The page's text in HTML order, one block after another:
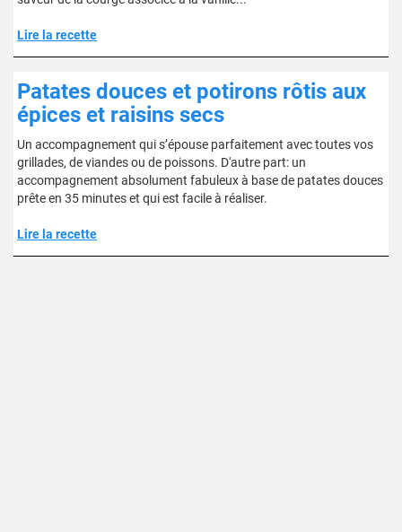
Lire la recette
Patates douces et potirons rôtis aux
épices et raisins secs
Un accompagnement qui s’épouse parfaitement avec toutes vos
grillades, de viandes ou de poissons. D'autre part: un
accompagnement absolument fabuleux à base de patates douces
prête en 35 minutes et qui est facile à réaliser.
Lire la recette